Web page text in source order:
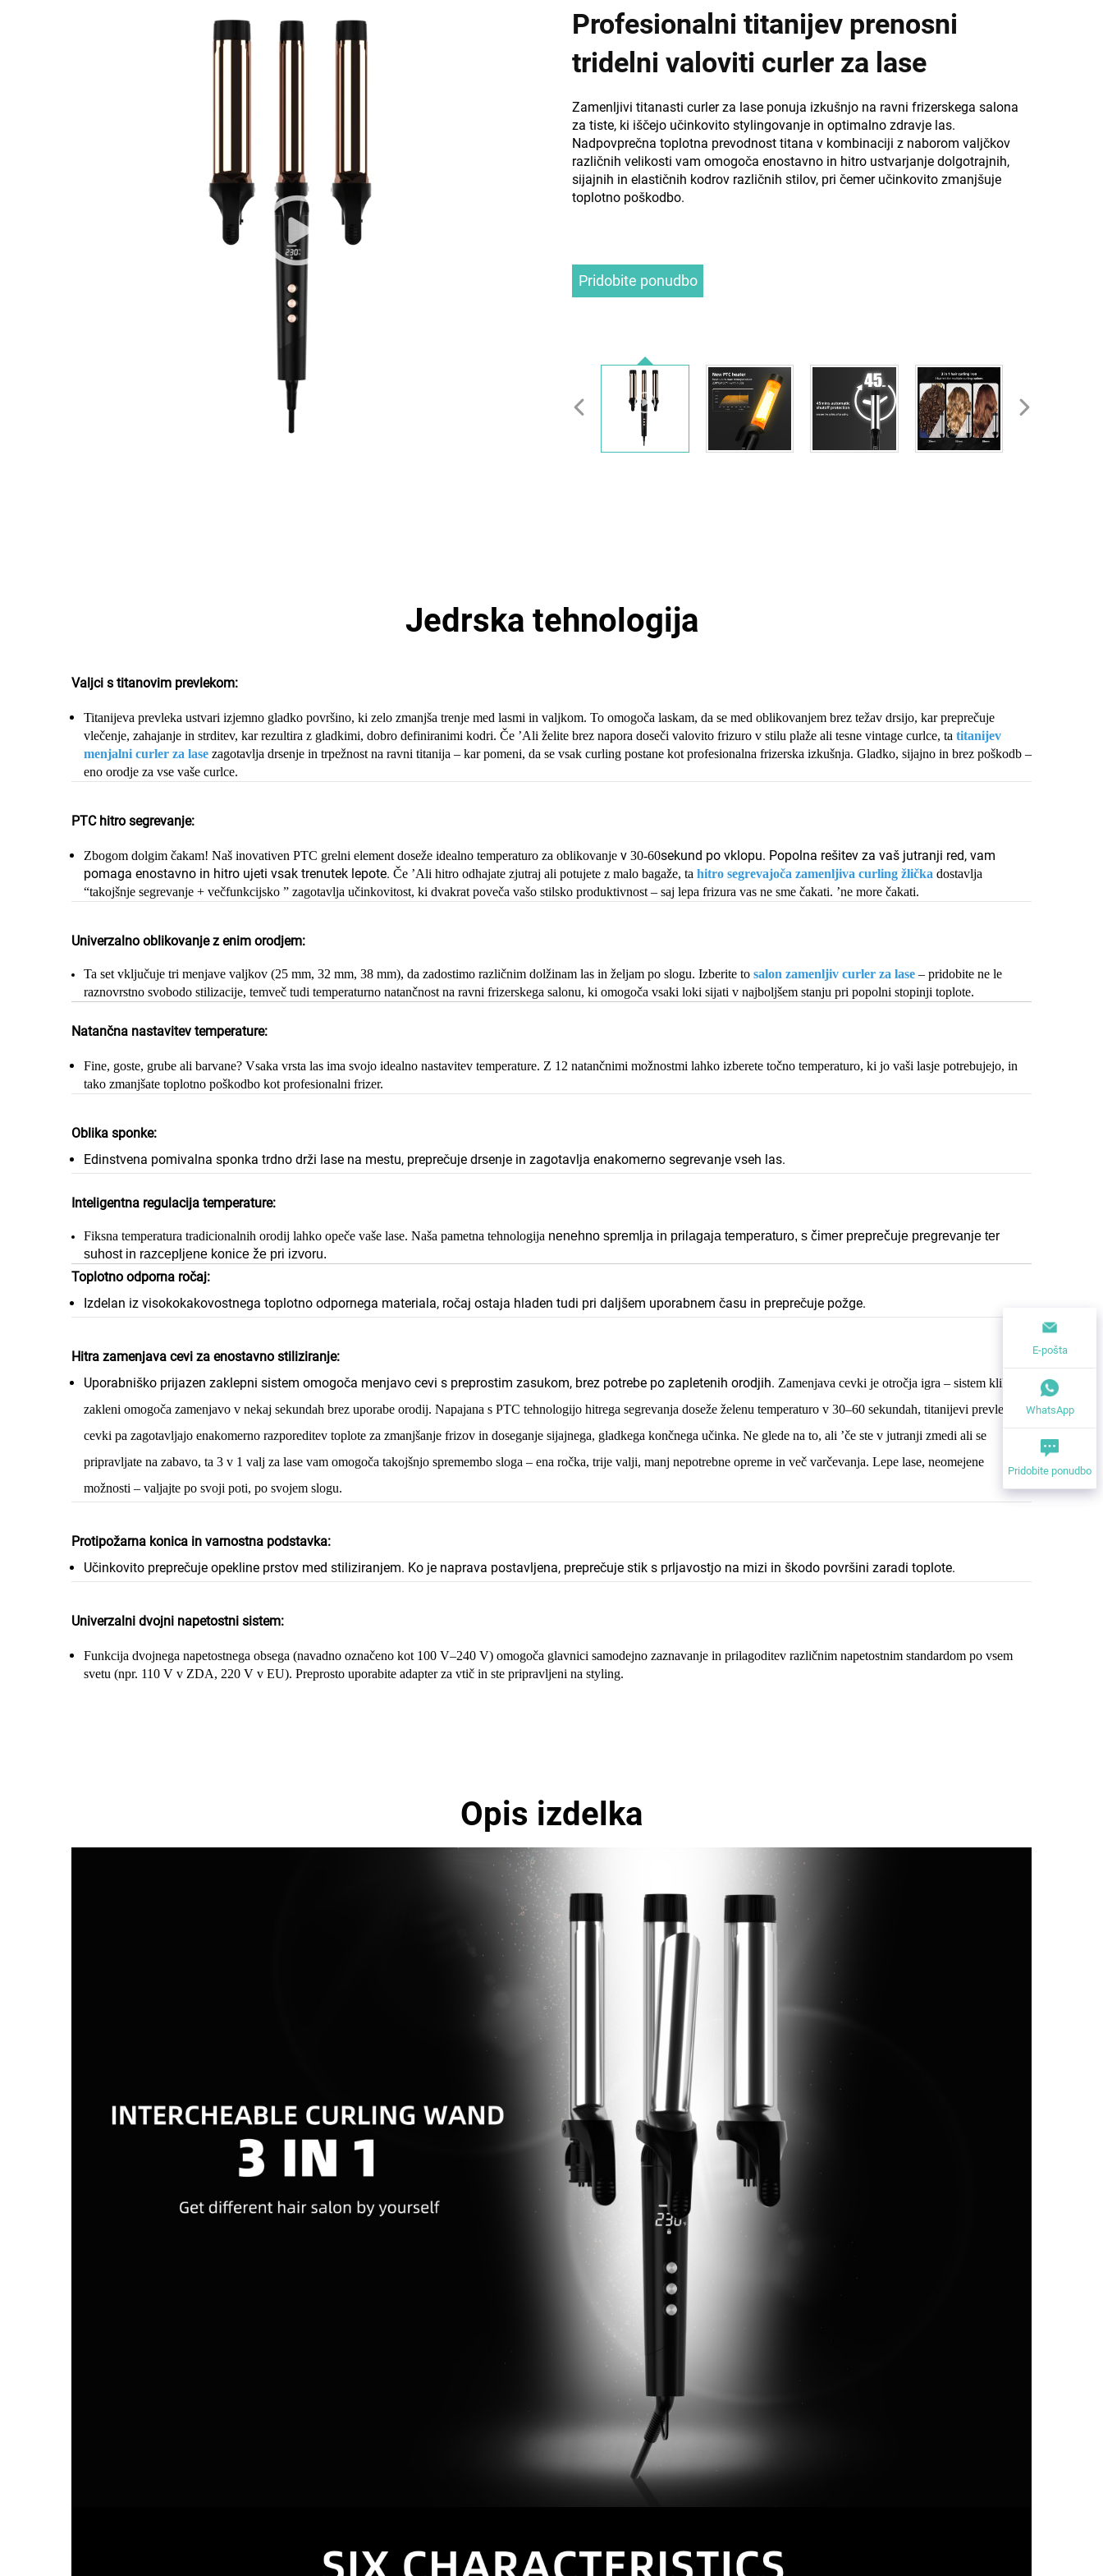
Infrardeči Sušilnik Za Lase
Plazemski Sušilnik Za Lase
Profesionalni titanijev prenosni
tridelni valoviti curler za lase
Zamenljivi titanasti curler za lase ponuja izkušnjo na ravni frizerskega salona
za tiste, ki iščejo učinkovito stylingovanje in optimalno zdravje las.
Nadpovprečna toplotna prevodnost titana v kombinaciji z naborom valjčkov
različnih velikosti vam omogoča enostavno in hitro ustvarjanje dolgotrajnih,
sijajnih in elastičnih kodrov različnih stilov, pri čemer učinkovito zmanjšuje
toplotno poškodbo.
Pridobite ponudbo
Jedrska tehnologija
Valjci s titanovim prevlekom:
Titanijeva prevleka ustvari izjemno gladko površino, ki zelo zmanjša trenje med lasmi in valjkom. To omogoča laskam, da se med oblikovanjem brez težav drsijo, kar preprečuje
vlečenje, zahajanje in strditev, kar rezultira z gladkimi, dobro definiranimi kodri. Če ’Ali želite brez napora doseči valovito frizuro v stilu plaže ali tesne vintage curlce, ta titanijev
menjalni curler za lase zagotavlja drsenje in trpežnost na ravni titanija – kar pomeni, da se vsak curling postane kot profesionalna frizerska izkušnja. Gladko, sijajno in brez poškodb –
eno orodje za vse vaše curlce.
PTC hitro segrevanje:
Zbogom dolgim čakam! Naš inovativen PTC grelni element doseže idealno temperaturo za oblikovanje v 30-60sekund po vklopu. Popolna rešitev za vaš jutranji red, vam
pomaga enostavno in hitro ujeti vsak trenutek lepote. Če ’Ali hitro odhajate zjutraj ali potujete z malo bagaže, ta hitro segrevajoča zamenljiva curling žlička dostavlja
“takojšnje segrevanje + večfunkcijsko ” zagotavlja učinkovitost, ki dvakrat poveča vašo stilsko produktivnost – saj lepa frizura vas ne sme čakati. ’ne more čakati.
Univerzalno oblikovanje z enim orodjem:
Ta set vključuje tri menjave valjkov (25 mm, 32 mm, 38 mm), da zadostimo različnim dolžinam las in željam po slogu. Izberite to salon zamenljiv curler za lase – pridobite ne le
raznovrstno svobodo stilizacije, temveč tudi temperaturno natančnost na ravni frizerskega salonu, ki omogoča vsaki loki sijati v najboljšem stanju pri popolni stopinji toplote.
Natančna nastavitev temperature:
Fine, goste, grube ali barvane? Vsaka vrsta las ima svojo idealno nastavitev temperature. Z 12 natančnimi možnostmi lahko izberete točno temperaturo, ki jo vaši lasje potrebujejo, in
tako zmanjšate toplotno poškodbo kot profesionalni frizer.
Oblika sponke:
Edinstvena pomivalna sponka trdno drži lase na mestu, preprečuje drsenje in zagotavlja enakomerno segrevanje vseh las.
Inteligentna regulacija temperature:
Fiksna temperatura tradicionalnih orodij lahko opeče vaše lase. Naša pametna tehnologija nenehno spremlja in prilagaja temperaturo, s čimer preprečuje pregrevanje ter
suhost in razcepljene konice že pri izvoru.
Toplotno odporna ročaj:
Izdelan iz visokokakovostnega toplotno odpornega materiala, ročaj ostaja hladen tudi pri daljšem uporabnem času in preprečuje požge.
Hitra zamenjava cevi za enostavno stiliziranje:
Uporabniško prijazen zaklepni sistem omogoča menjavo cevi s preprostim zasukom, brez potrebe po zapletenih orodjih. Zamenjava cevki je otročja igra – sistem klikni in
zakleni omogoča zamenjavo v nekaj sekundah brez uporabe orodij. Napajana s PTC tehnologijo hitrega segrevanja doseže želenu temperaturo v 30–60 sekundah, titanijevi prevlečeni
cevki pa zagotavljajo enakomerno razporeditev toplote za zmanjšanje frizov in doseganje sijajnega, gladkega končnega učinka. Ne glede na to, ali ’če ste v jutranji zmedi ali se
pripravljate na zabavo, ta 3 v 1 valj za lase vam omogoča takojšnjo spremembo sloga – ena ročka, trije valji, manj nepotrebne opreme in več varčevanja. Lepe lase, neomejene
možnosti – valjajte po svoji poti, po svojem slogu.
Protipožarna konica in varnostna podstavka:
Učinkovito preprečuje opekline prstov med stiliziranjem. Ko je naprava postavljena, preprečuje stik s prljavostjo na mizi in škodo površini zaradi toplote.
Univerzalni dvojni napetostni sistem:
Funkcija dvojnega napetostnega obsega (navadno označeno kot 100 V–240 V) omogoča glavnici samodejno zaznavanje in prilagoditev različnim napetostnim standardom po vsem
svetu (npr. 110 V v ZDA, 220 V v EU). Preprosto uporabite adapter za vtič in ste pripravljeni na styling.
Opis izdelka
E-pošta
WhatsApp
Pridobite ponudbo